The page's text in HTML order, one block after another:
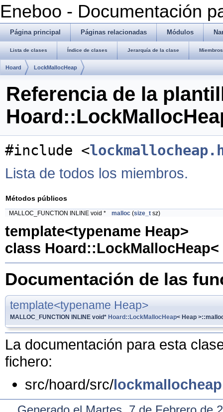
Eneboo - Documentación
Página principal Páginas relacionadas Módulos
Lista de clases Índice de clases Jerarquía de la clase
Hoard LockMallocHeap
Referencia de la
#include <
Lista de todos los miembros.
Métodos públicos
MALLOC_FUNCTION INLINE void * malloc (size_t sz)
template<typename Heap>
class Hoard::LockMallocHeap<
Documentación de las
template<typename Heap>
MALLOC_FUNCTION INLINE void* Hoard::LockMallocHeap< Heap
La documentación para esta
fichero:
src/hoard/src/